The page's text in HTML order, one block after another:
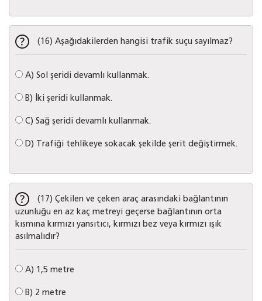
(16) Aşağıdakilerden hangisi trafik suçu sayılmaz?
A) Sol şeridi devamlı kullanmak.
B) İki şeridi kullanmak.
C) Sağ şeridi devamlı kullanmak.
D) Trafiği tehlikeye sokacak şekilde şerit değiştirmek.
(17) Çekilen ve çeken araç arasındaki bağlantının
uzunluğu en az kaç metreyi geçerse bağlantının orta
kısmına kırmızı yansıtıcı, kırmızı bez veya kırmızı ışık
asılmalıdır?
A) 1,5 metre
B) 2 metre